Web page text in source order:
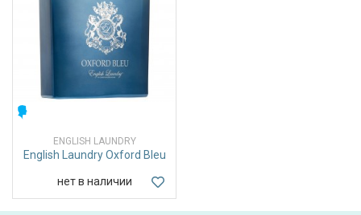
ENGLISH LAUNDRY
English Laundry Oxford Bleu
нет в наличии